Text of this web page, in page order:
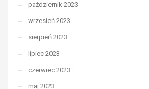
październik 2023
wrzesień 2023
sierpień 2023
lipiec 2023
czerwiec 2023
maj 2023